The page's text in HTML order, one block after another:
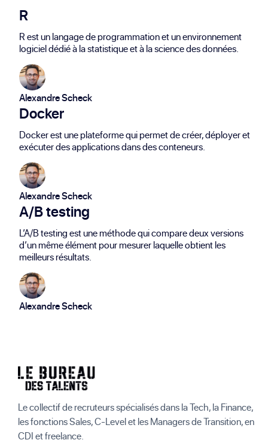
R
R est un langage de programmation et un environnement
logiciel dédié à la statistique et à la science des données.
Alexandre Scheck
Docker
Docker est une plateforme qui permet de créer, déployer et
exécuter des applications dans des conteneurs.
Alexandre Scheck
A/B testing
L’A/B testing est une méthode qui compare deux versions
d’un même élément pour mesurer laquelle obtient les
meilleurs résultats.
Alexandre Scheck
Le collectif de recruteurs spécialisés dans la Tech, la Finance,
les fonctions Sales, C-Level et les Managers de Transition, en
CDI et freelance.